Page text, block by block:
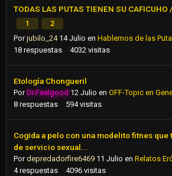
TODAS LAS PUTAS TIENEN SU CAFICUHO
1 2
Porjubilo_24 14 Julio en Hablemos de las
18 respuestas 4032 visitas
Etología Chongueril
PorDr.Feelgood 12 Julio en OFF-Topic en
8 respuestas 594 visitas
Cogida a pelo con una modelito fitnes que
de servicio sexual...
Pordepredadorfire6469 11 Julio en Relatos
4 respuestas 4096 visitas